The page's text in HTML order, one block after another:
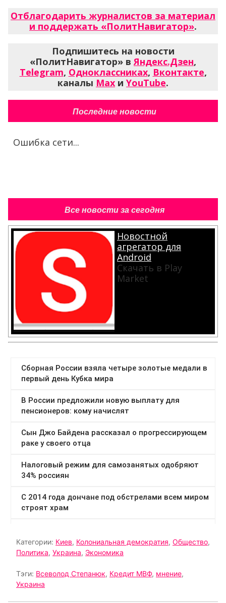
Отблагодарить журналистов за материал
и поддержать «ПолитНавигатор».
Подпишитесь на новости
«ПолитНавигатор» в Яндекс.Дзен,
Telegram, Одноклассниках, Вконтакте,
каналы Max и YouTube.
Последние новости
Ошибка сети...
Все новости за сегодня
Новостной
агрегатор для
Android
Скачать в Play
Market
Категории: Киев, Колониальная демократия, Общество,
Политика, Украина, Экономика
Тэги: Всеволод Степанюк, Кредит МВФ, мнение,
Украина